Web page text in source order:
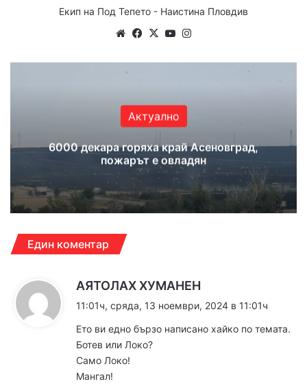
Екип на Под Тепето - Наистина Пловдив
WebsiteFacebook
X YouTube
Актуално
6000 декара горяха край Асеновград,
пожарът е овладян
Един коментар
АЯТОЛАХ ХУМАНЕН
а
а
11:01ч, сряда, 13 ноември, 2024 в 11:01ч
Ето ви едно бързо написано хайко по темата.
Ботев или Локо?
Само Локо!
Мангал!